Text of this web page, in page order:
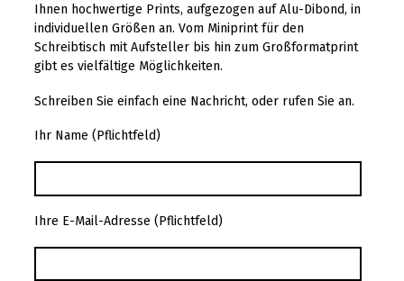
Ihnen hochwertige Prints, aufgezogen auf Alu-Dibond, in
individuellen Größen an. Vom Miniprint für den
Schreibtisch mit Aufsteller bis hin zum Großformatprint
gibt es vielfältige Möglichkeiten.
Schreiben Sie einfach eine Nachricht, oder rufen Sie an.
Ihr Name (Pflichtfeld)
Ihre E-Mail-Adresse (Pflichtfeld)